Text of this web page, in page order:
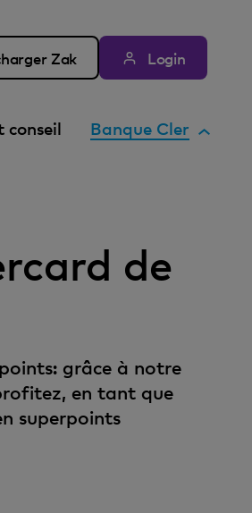
Zak Login
conseil Banque Cler
de
grâce à notre
en tant que
superpoints